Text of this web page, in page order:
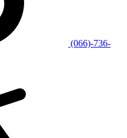
(066)-736-